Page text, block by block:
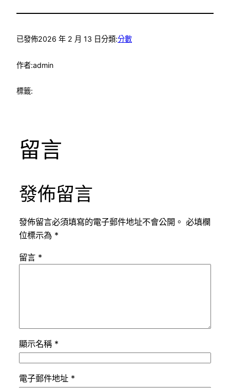
已發佈2026 年 2 月 13 日分類:分數
作者:admin
標籤:
留言
發佈留言
發佈留言必須填寫的電子郵件地址不會公開。 必填欄
位標示為 *
留言 *
顯示名稱 *
電子郵件地址 *